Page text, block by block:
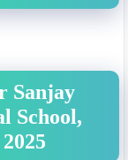
Sanjay
School,